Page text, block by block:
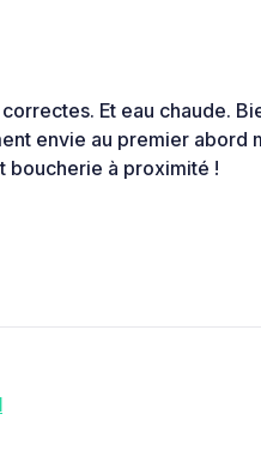
Et eau chaude.
envie au premier abord
boucherie à proximité !